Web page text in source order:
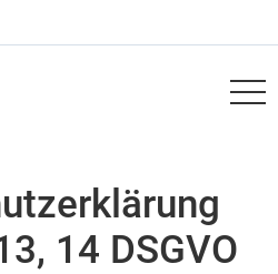
14 DSGVO